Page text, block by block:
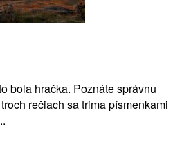
bola hračka. Poznáte správnu
rečiach sa trima písmenkami